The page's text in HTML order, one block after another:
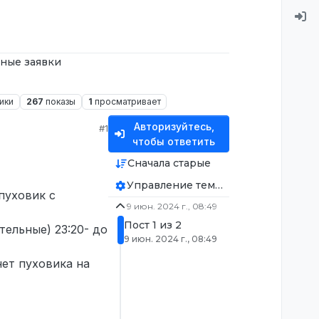
заявки
267 показы 1 просматривает
#1
с
23:20- до
пуховика на
Авторизуйтесь,
чтобы ответить
Сначала старые
Управление темой
9 июн. 2024 г., 08:49
Пост 1 из 2
9 июн. 2024 г., 08:49